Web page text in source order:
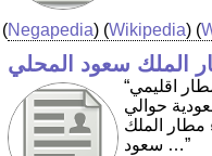
(Negapedia) (Wikipedia) (
الملك سعود المحلي
“مطار الملك سعود بن عبد العزيز هو مطار اقليمي
حوالي
مطار الملك
سعود …”